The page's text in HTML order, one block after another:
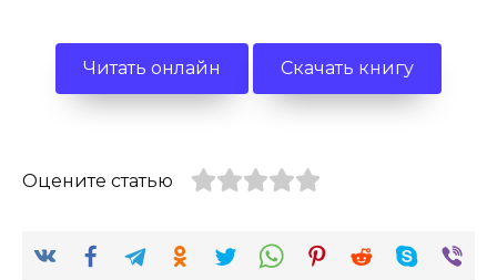
Читать онлайн Скачать книгу
Оцените статью